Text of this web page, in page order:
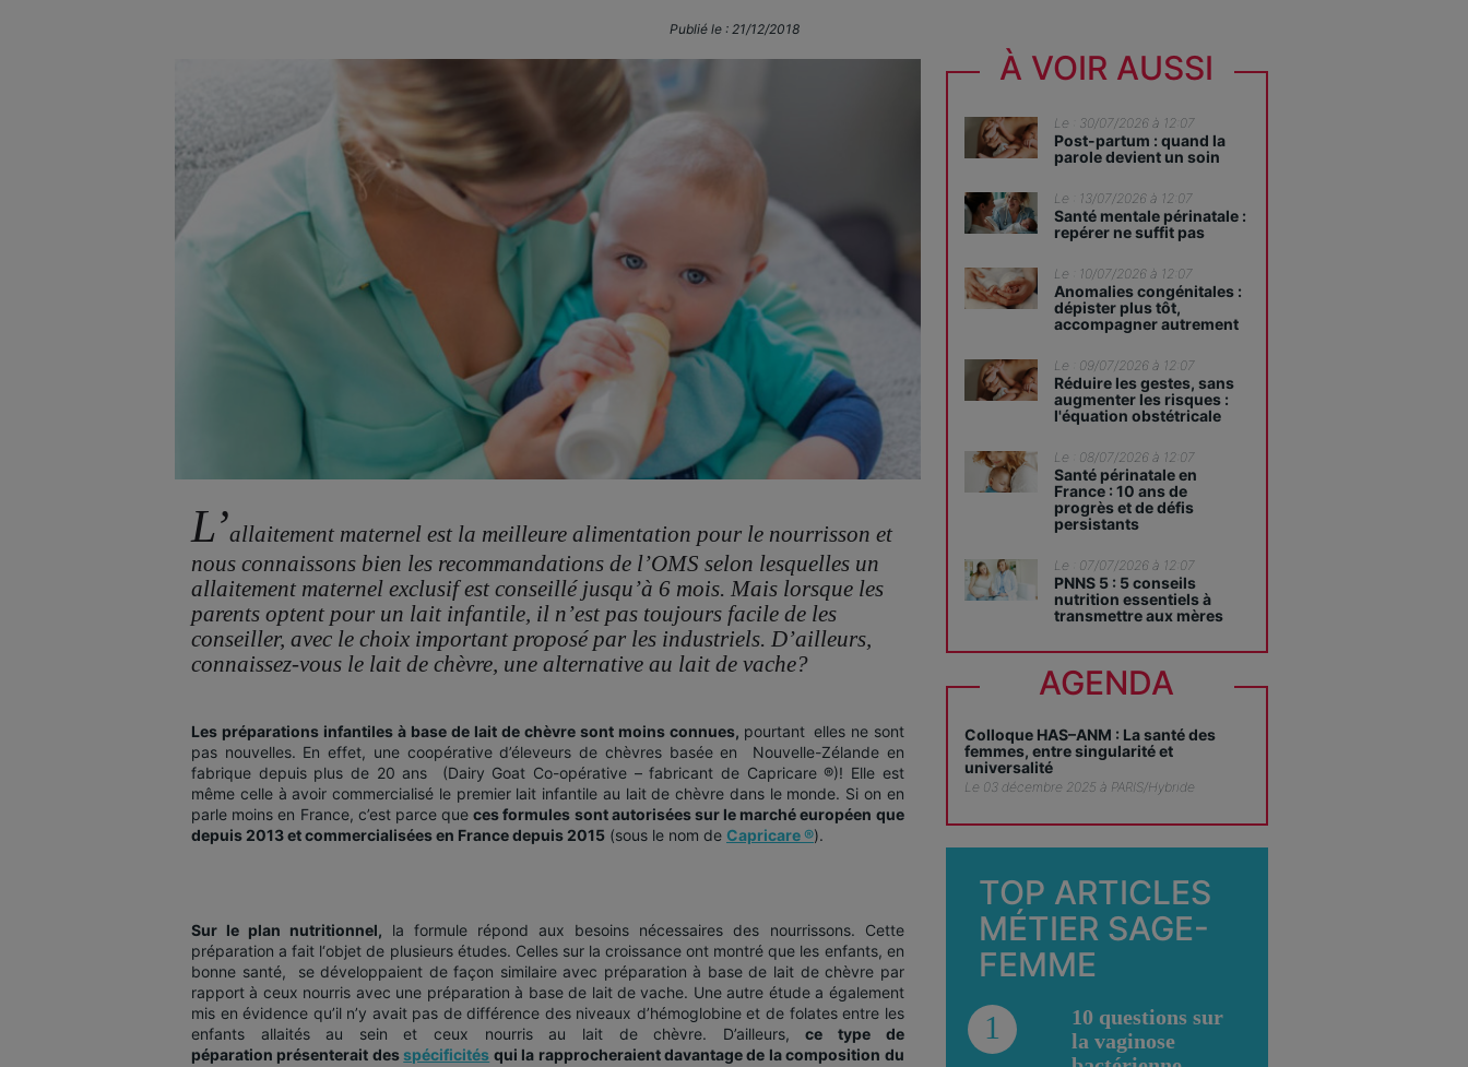
Publié le : 21/12/2018
L’allaitement maternel est la meilleure alimentation pour le nourrisson et
nous connaissons bien les recommandations de l’OMS selon lesquelles un
allaitement maternel exclusif est conseillé jusqu’à 6 mois. Mais lorsque les
parents optent pour un lait infantile, il n’est pas toujours facile de les
conseiller, avec le choix important proposé par les industriels. D’ailleurs,
connaissez-vous le lait de chèvre, une alternative au lait de vache?
Les préparations infantiles à base de lait de chèvre sont moins connues, pourtant elles ne sont
pas nouvelles. En effet, une coopérative d’éleveurs de chèvres basée en Nouvelle-Zélande en
fabrique depuis plus de 20 ans (Dairy Goat Co-opérative – fabricant de Capricare ®)! Elle est
même celle à avoir commercialisé le premier lait infantile au lait de chèvre dans le monde. Si on en
parle moins en France, c’est parce queces formules sont autorisées sur le marché européen que
depuis 2013 et commercialisées en France depuis 2015 (sous le nom de Capricare ®).
Sur le plan nutritionnel, la formule répond aux besoins nécessaires des nourrissons. Cette
préparation a fait l‘objet de plusieurs études. Celles sur la croissance ont montré que les enfants, en
bonne santé, se développaient de façon similaire avec préparation à base de lait de chèvre par
rapport à ceux nourris avec une préparation à base de lait de vache. Une autre étude a également
mis en évidence qu’il n’y avait pas de différence des niveaux d’hémoglobine et de folates entre les
enfants allaités au sein et ceux nourris au lait de chèvre. D’ailleurs,ce type de
péparation présenterait desspécificités qui la rapprocheraient davantage de la composition du
À VOIR AUSSI
Le : 30/07/2026 à 12:07
Post-partum : quand la
parole devient un soin
Le : 13/07/2026 à 12:07
Santé mentale périnatale :
repérer ne suffit pas
Le : 10/07/2026 à 12:07
Anomalies congénitales :
dépister plus tôt,
accompagner autrement
Le : 09/07/2026 à 12:07
Réduire les gestes, sans
augmenter les risques :
l'équation obstétricale
Le : 08/07/2026 à 12:07
Santé périnatale en
France : 10 ans de
progrès et de défis
persistants
Le : 07/07/2026 à 12:07
PNNS 5 : 5 conseils
nutrition essentiels à
transmettre aux mères
AGENDA
Colloque HAS–ANM : La santé des
femmes, entre singularité et
universalité
Le 03 décembre 2025 à PARIS/Hybride
TOP ARTICLES
MÉTIER SAGE-
FEMME
1
10 questions sur
la vaginose